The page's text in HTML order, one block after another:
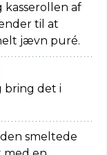
kasserollen af
til at
jævn puré.
bring det i
smeltede